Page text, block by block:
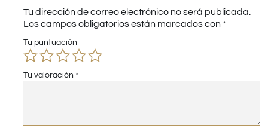
Tu dirección de correo electrónico no será publicada.
Los campos obligatorios están marcados con *
Tu puntuación
Tu valoración *